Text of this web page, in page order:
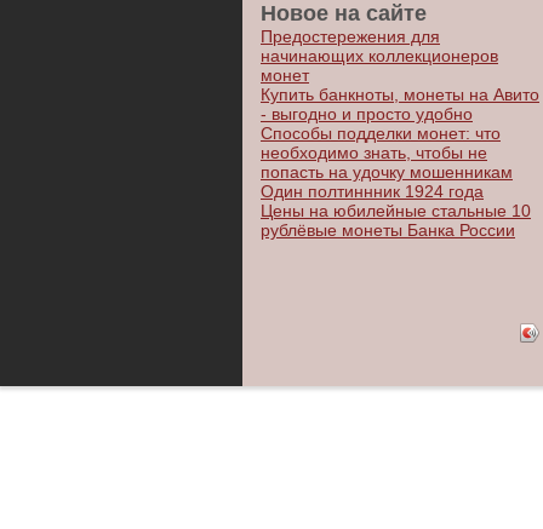
Новое на сайте
Предостережения для
начинающих коллекционеров
монет
Купить банкноты, монеты на Авито
- выгодно и просто удобно
Способы подделки монет: что
необходимо знать, чтобы не
попасть на удочку мошенникам
Один полтиннник 1924 года
Цены на юбилейные стальные 10
рублёвые монеты Банка России